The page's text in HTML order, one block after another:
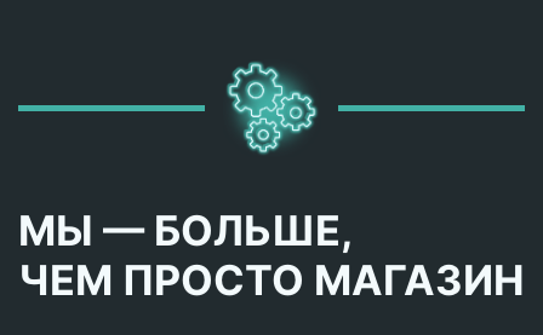
МЫ — БОЛЬШЕ,
ЧЕМ ПРОСТО МАГАЗИН